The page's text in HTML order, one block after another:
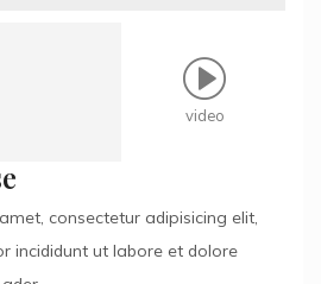
video
consectetur adipisicing elit,
incididunt ut labore et dolore